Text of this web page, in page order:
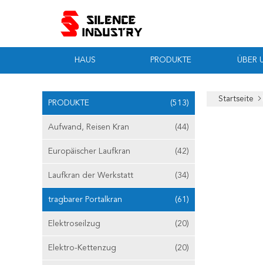
HAUS PRODUKTE ÜBER
PRODUKTE (513)
Aufwand, Reisen Kran (44)
Europäischer Laufkran (42)
Laufkran der Werkstatt (34)
tragbarer Portalkran (61)
Elektroseilzug (20)
Elektro-Kettenzug (20)
Startseite